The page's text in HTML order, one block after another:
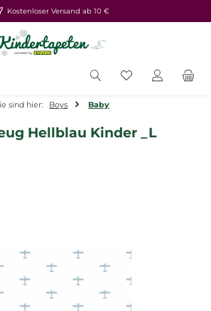
Kostenloser Versand ab 10 €
Du hast 0
sind hier: Boys Baby
Hellblau Kinder _L